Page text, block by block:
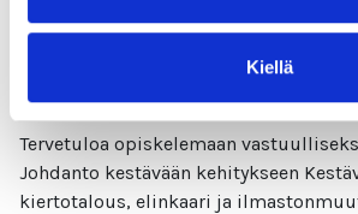
Kiellä
Johdanto kestävään
Tervetuloa opiskelemaan
Johdanto kestävään kehitykseen
kiertotalous, elinkaari ja